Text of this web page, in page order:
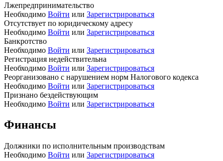
Лжепредпринимательство
Необходимо Войти или Зарегистрироваться
Отсутствует по юридическому адресу
Необходимо Войти или Зарегистрироваться
Банкротство
Необходимо Войти или Зарегистрироваться
Регистрация недействительна
Необходимо Войти или Зарегистрироваться
Реорганизовано с нарушением норм Налогового кодекса
Необходимо Войти или Зарегистрироваться
Признано бездействующим
Необходимо Войти или Зарегистрироваться
Финансы
Должники по исполнительным производствам
Необходимо Войти или Зарегистрироваться